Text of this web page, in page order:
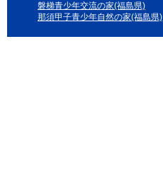
磐梯青少年交流の家(福島県)
那須甲子青少年自然の家(福島県)